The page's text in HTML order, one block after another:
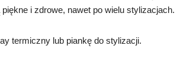
i zdrowe, nawet po wielu stylizacjach.
termiczny lub piankę do stylizacji.